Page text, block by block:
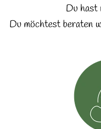
Du hast
Du möchtest beraten